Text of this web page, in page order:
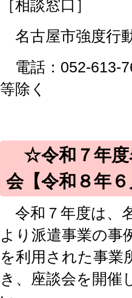
［相談窓口］
名古屋市強度行
電話：052-613-
等除く
☆令和７年度
会【令和８年
令和７年度は、
より派遣事業の事
を利用された事業
き、座談会を開催